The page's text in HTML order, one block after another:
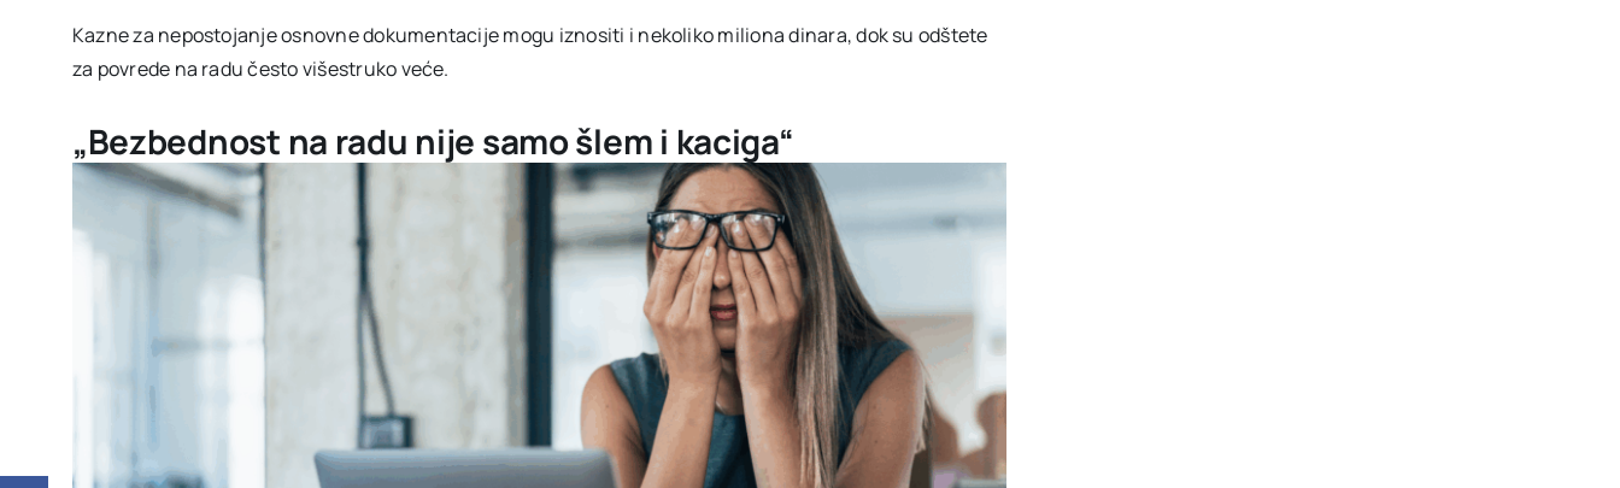
Kazne za nepostojanje osnovne dokumentacije mogu iznositi i nekoliko miliona dinara, dok su odštete
za povrede na radu često višestruko veće.
„Bezbednost na radu nije samo šlem i kaciga“